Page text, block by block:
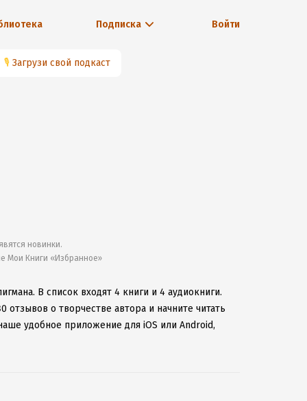
Подписка Войти
🎙 Загрузи свой подкаст
новинки.
Мои Книги «Избранное»
В список входят 4 книги и 4 аудиокниги.
отзывов о творчестве автора и начните читать
удобное приложение для iOS или Android,